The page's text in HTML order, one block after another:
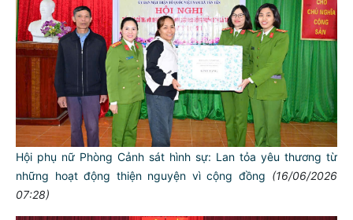
Hội phụ nữ Phòng Cảnh sát hình sự: Lan tỏa yêu thương từ
những hoạt động thiện nguyện vì cộng đồng (16/06/2026
07:28)